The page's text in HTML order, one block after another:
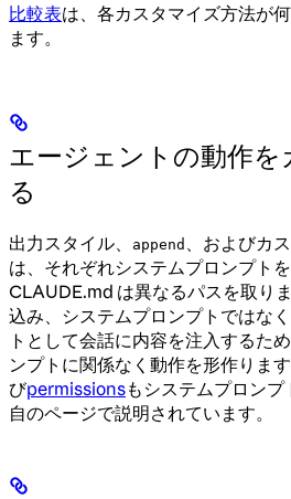
比較表は、各カスタマイズ方法が
ます。
エージェントの動作
る
出力スタイル、 append
、およびカ
は、それぞれシステムプロンプトを
CLAUDE.md は異なるパスを取り
込み、システムプロンプトではな
トとして会話に内容を注入するた
ンプトに関係なく動作を形作ります
びpermissionsもシステムプロン
自のページで説明されています。